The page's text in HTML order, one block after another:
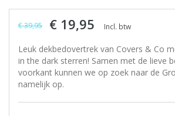
€ 39,95 € 19,95 Incl. btw
Leuk dekbedovertrek van Covers & Co
in the dark sterren! Samen met de lieve
voorkant kunnen we op zoek naar de
namelijk op.